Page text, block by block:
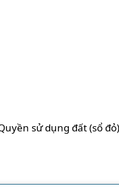
sử dụng đất (sổ